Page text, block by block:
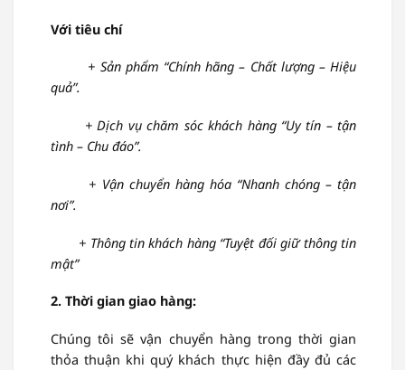
Với tiêu chí
+ Sản phẩm “Chính hãng – Chất lượng – Hiệu
quả”.
+ Dịch vụ chăm sóc khách hàng “Uy tín – tận
tình – Chu đáo”.
+ Vận chuyển hàng hóa “Nhanh chóng – tận
nơi”.
+ Thông tin khách hàng “Tuyệt đối giữ thông tin
mật”
2. Thời gian giao hàng:
Chúng tôi sẽ vận chuyển hàng trong thời gian
thỏa thuận khi quý khách thực hiện đầy đủ các